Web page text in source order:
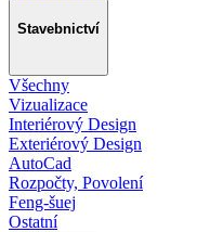
Stavebnictví
Všechny
Vizualizace
Interiérový Design
Exteriérový Design
AutoCad
Rozpočty, Povolení
Feng-šuej
Ostatní